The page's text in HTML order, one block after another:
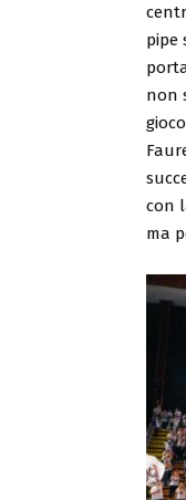
pipe
non
con
ma